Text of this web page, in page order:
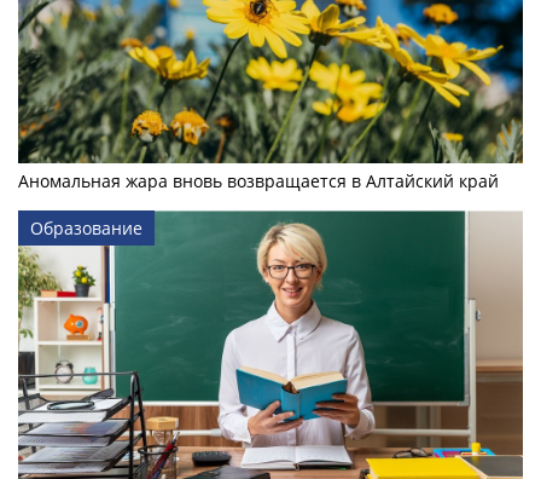
Аномальная жара вновь возвращается в Алтайский край
Образование